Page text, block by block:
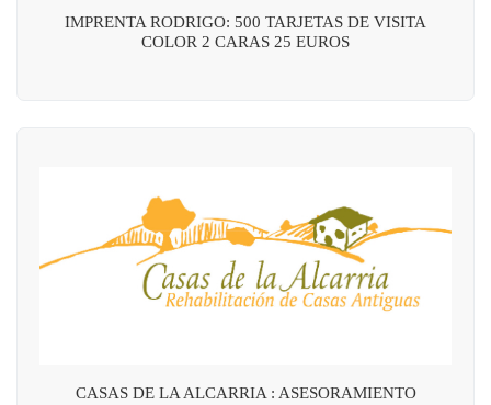
IMPRENTA RODRIGO: 500 TARJETAS DE VISITA
COLOR 2 CARAS 25 EUROS
CASAS DE LA ALCARRIA : ASESORAMIENTO